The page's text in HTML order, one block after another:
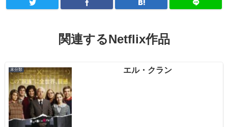
関連するNetflix作品
未分類 エル・クラン